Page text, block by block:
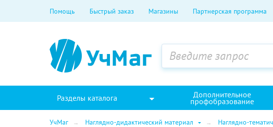
Помощь Быстрый заказ Магазины Партнерская программа
Разделы каталога Дополнительное
профобразование
УчМаг Наглядно-дидактический материал Наглядно-